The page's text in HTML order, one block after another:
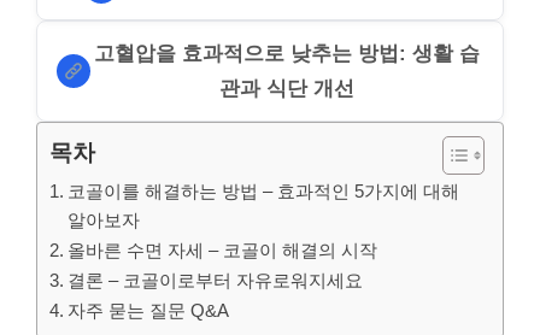
고혈압을 효과적으로 낮추는 방법: 생활 습
관과 식단 개선
목차
코골이를 해결하는 방법 – 효과적인 5가지에 대해
알아보자
올바른 수면 자세 – 코골이 해결의 시작
결론 – 코골이로부터 자유로워지세요
자주 묻는 질문 Q&A